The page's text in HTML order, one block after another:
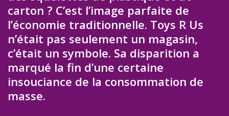
carton ? C’est l’image parfaite de
l’économie traditionnelle. Toys R Us
n’était pas seulement un magasin,
c’était un symbole. Sa disparition a
marqué la fin d’une certaine
insouciance de la consommation de
masse.